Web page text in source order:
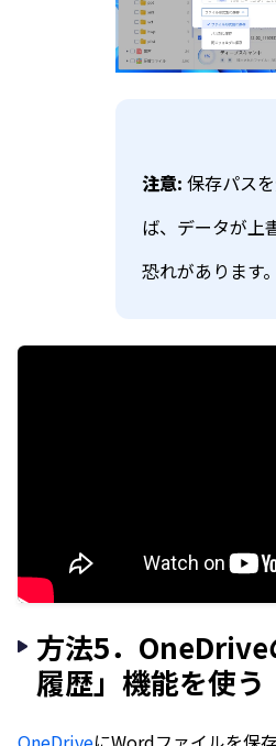
注意: 保存パス
ば、データが上
恐れがあります。
方法5．OneDrive
履歴」機能を使う